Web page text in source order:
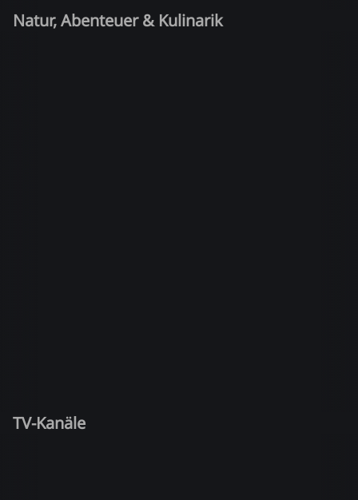
Natur, Abenteuer & Kulinarik
TV-Kanäle